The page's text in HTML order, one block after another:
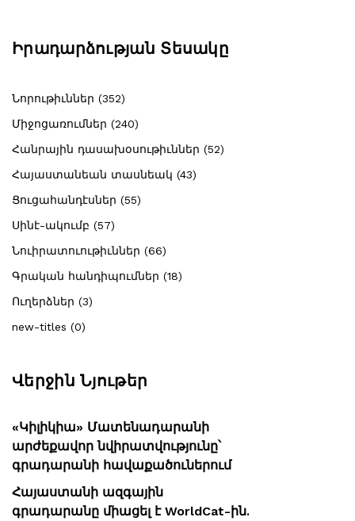
Իրադարձության Տեսակը
Նորութիւններ (352)
Միջոցառումներ (240)
Հանրային դասախօսութիւններ (52)
Հայաստանեան տասնեակ (43)
Ցուցահանդէսներ (55)
Սինէ-ակումբ (57)
Նուիրատուութիւններ (66)
Գրական հանդիպումներ (18)
Ուղերձներ (3)
new-titles (0)
Վերջին Նյութեր
«Կիլիկիա» Մատենադարանի
արժեքավոր նվիրատվությունը՝
գրադարանի հավաքածուներում
Հայաստանի ազգային
գրադարանը միացել է WorldCat-ին.